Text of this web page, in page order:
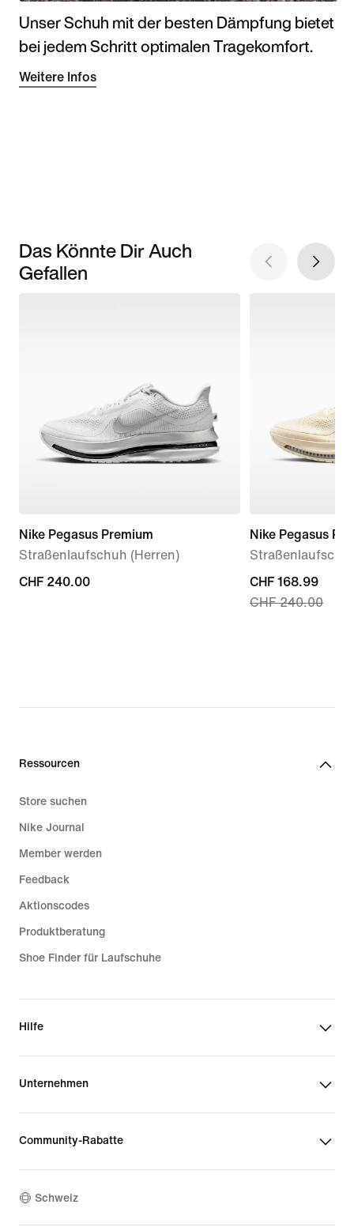
Unser Schuh mit der besten Dämpfung bietet
bei jedem Schritt optimalen Tragekomfort.
Weitere Infos
Das Könnte Dir Auch
Gefallen
Nike Pegasus Premium
Straßenlaufschuh (Herren)
CHF 240.00
CHF 240.00
Nike Pegasus
current
price
CHF 168.99
CHF 240.00
Ressourcen
Store suchen
Nike Journal
Member werden
Feedback
Aktionscodes
Produktberatung
Shoe Finder für Laufschuhe
Hilfe
Unternehmen
Community-Rabatte
Schweiz